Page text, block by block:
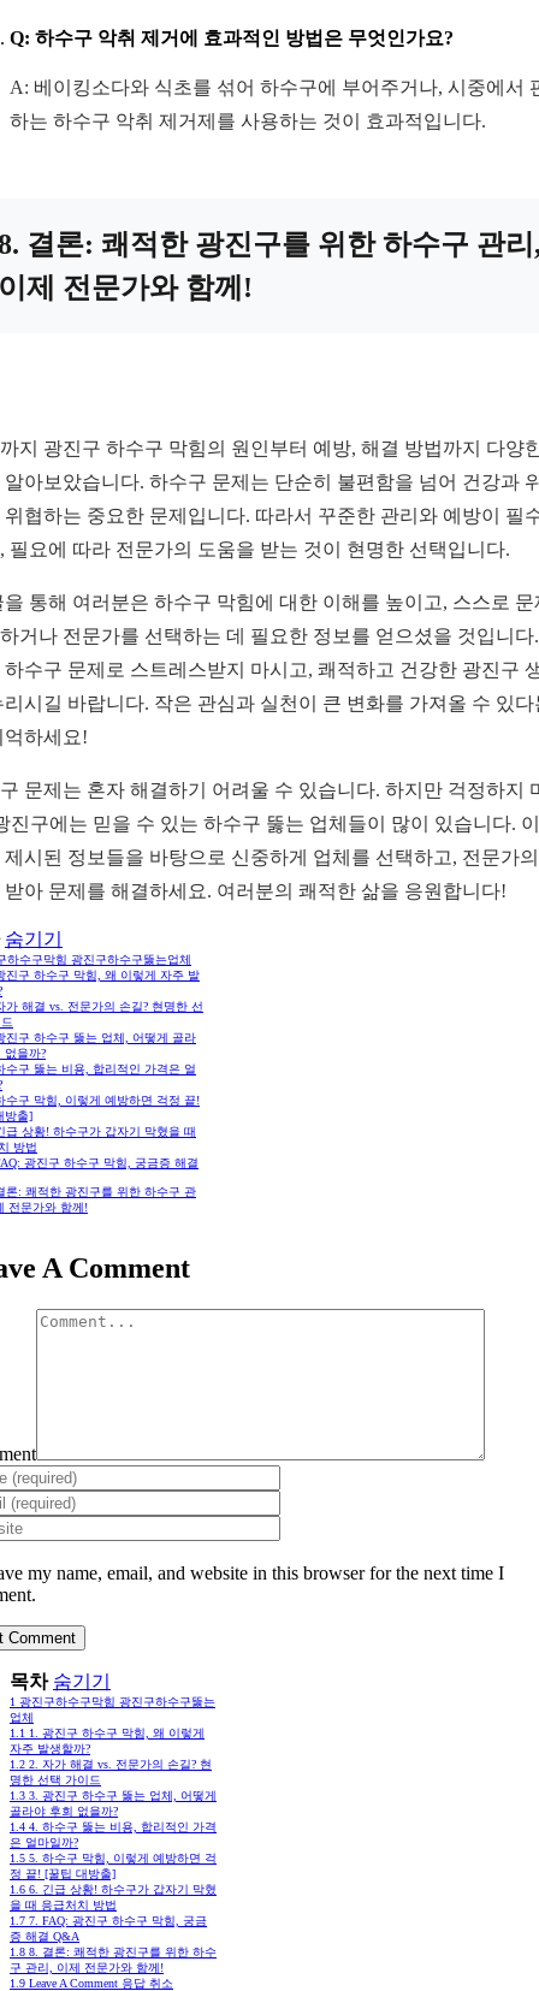
Q: 하수구 악취 제거에 효과적인 방법은 무엇인가요?
A: 베이킹소다와 식초를 섞어 하수구에 부어주거나, 시중에서
하는 하수구 악취 제거제를 사용하는 것이 효과적입니다.
결론: 쾌적한 광진구를 위한 하수구 관리
제 전문가와 함께!
지 광진구 하수구 막힘의 원인부터 예방, 해결 방법까지 다양
알아보았습니다. 하수구 문제는 단순히 불편함을 넘어 건강과
위협하는 중요한 문제입니다. 따라서 꾸준한 관리와 예방이 필
필요에 따라 전문가의 도움을 받는 것이 현명한 선택입니다.
을 통해 여러분은 하수구 막힘에 대한 이해를 높이고, 스스로 문
거나 전문가를 선택하는 데 필요한 정보를 얻으셨을 것입니다
하수구 문제로 스트레스받지 마시고, 쾌적하고 건강한 광진구
리시길 바랍니다. 작은 관심과 실천이 큰 변화를 가져올 수 있다
억하세요!
문제는 혼자 해결하기 어려울 수 있습니다. 하지만 걱정하지
진구에는 믿을 수 있는 하수구 뚫는 업체들이 많이 있습니다.
제시된 정보들을 바탕으로 신중하게 업체를 선택하고, 전문가
받아 문제를 해결하세요. 여러분의 쾌적한 삶을 응원합니다!
숨기기
하수구막힘 광진구하수구뚫는업체
진구 하수구 막힘, 왜 이렇게 자주 발
가 해결 vs. 전문가의 손길? 현명한 선
진구 하수구 뚫는 업체, 어떻게 골라
없을까?
수구 뚫는 비용, 합리적인 가격은 얼
수구 막힘, 이렇게 예방하면 걱정 끝!
방출]
급 상황! 하수구가 갑자기 막혔을 때
방법
광진구 하수구 막힘, 궁금증 해결
론: 쾌적한 광진구를 위한 하수구 관
전문가와 함께!
A Comment
my name, email, and website in this browser for the next time I
목차 숨기기
1 광진구하수구막힘 광진구하수구뚫는
업체
1.1 1. 광진구 하수구 막힘, 왜 이렇게
자주 발생할까?
1.2 2. 자가 해결 vs. 전문가의 손길? 현
명한 선택 가이드
1.3 3. 광진구 하수구 뚫는 업체, 어떻게
골라야 후회 없을까?
1.4 4. 하수구 뚫는 비용, 합리적인 가격
은 얼마일까?
1.5 5. 하수구 막힘, 이렇게 예방하면 걱
정 끝! [꿀팁 대방출]
1.6 6. 긴급 상황! 하수구가 갑자기 막혔
을 때 응급처치 방법
1.7 7. FAQ: 광진구 하수구 막힘, 궁금
증 해결 Q&A
1.8 8. 결론: 쾌적한 광진구를 위한 하수
구 관리, 이제 전문가와 함께!
1.9 Leave A Comment 응답 취소